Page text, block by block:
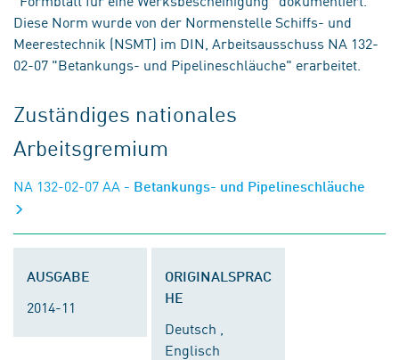
Diese Norm wurde von der Normenstelle Schiffs- und
Meerestechnik (NSMT) im DIN, Arbeitsausschuss NA 132-
02-07 "Betankungs- und Pipelineschläuche" erarbeitet.
Zuständiges nationales
Arbeitsgremium
NA 132-02-07 AA - Betankungs- und Pipelineschläuche
AUSGABE
2014-11
ORIGINALSPRAC
HE
Deutsch ,
Englisch